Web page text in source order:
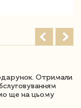
Отримали
ще на цьому